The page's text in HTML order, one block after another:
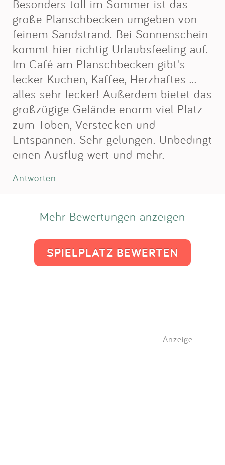
Besonders toll im Sommer ist das
große Planschbecken umgeben von
feinem Sandstrand. Bei Sonnenschein
kommt hier richtig Urlaubsfeeling auf.
Im Café am Planschbecken gibt's
lecker Kuchen, Kaffee, Herzhaftes ...
alles sehr lecker! Außerdem bietet das
großzügige Gelände enorm viel Platz
zum Toben, Verstecken und
Entspannen. Sehr gelungen. Unbedingt
einen Ausflug wert und mehr.
Antworten
Mehr Bewertungen anzeigen
SPIELPLATZ BEWERTEN
Anzeige